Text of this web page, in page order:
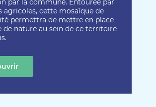
par la commune. Entourée par
agricoles, cette mosaïque de
permettra de mettre en place
de nature au sein de ce territoire